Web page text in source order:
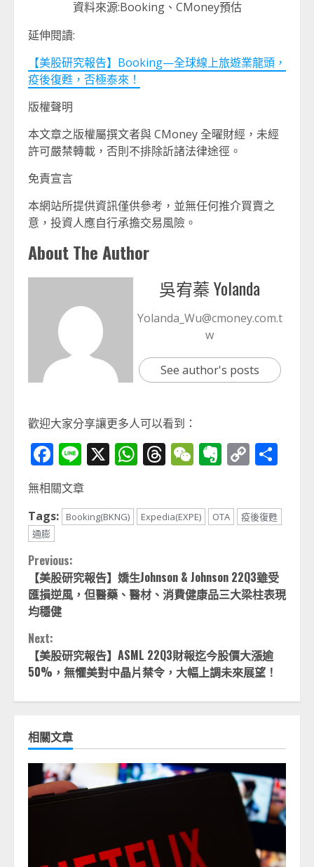
資料來源:Booking、CMoney預估
延伸閱讀:
【美股研究報告】Booking—全球線上旅遊業龍頭，
疫後復甦，否極泰來！
版權聲明
本文章之版權屬撰文者與 CMoney 全曜財經，未經
許可嚴禁轉載，否則不排除訢諸法律途徑。
免責宣言
本網站所提供資訊僅供參考，並無任何推介買賣之
意，投資人應自行承擔交易風險。
About The Author
吳宥蓁 Yolanda
Yolanda_Wu@cmoney.com.t
w
See author's posts
歡迎大家分享讓更多人可以看到：
Facebook
Line
X WhatsApp
Threads
WeChat
Evernote
Copy
無相關文章
Tags:
Booking(BKNG) Expedia(EXPE) OTA
疫後復甦
通膨
Continue
Reading
Previous:
【美股研究報告】嬌生Johnson & Johnson 22Q3雖受
匯損逆風，但醫藥、醫材、消費健康品三大梁柱表現
均穩健
Next:
【美股研究報告】ASML 22Q3財報迄今股價大漲逾
50%，無懼美對中晶片禁令，大幅上調未來展望！
相關文章